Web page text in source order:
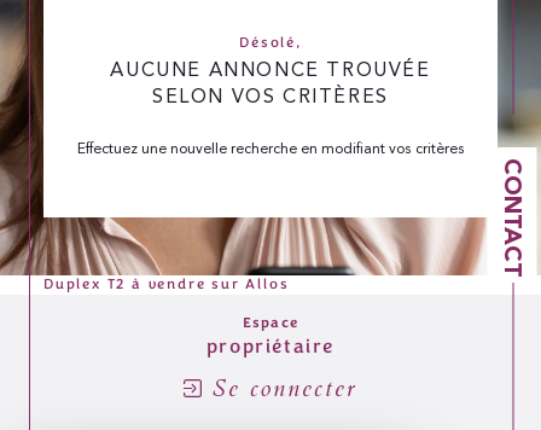
CONTACT
Désolé,
AUCUNE ANNONCE TROUVÉE
SELON VOS CRITÈRES
Effectuez une nouvelle recherche en modifiant vos critères
Duplex T2 à vendre sur Allos
Espace
propriétaire
Se connecter